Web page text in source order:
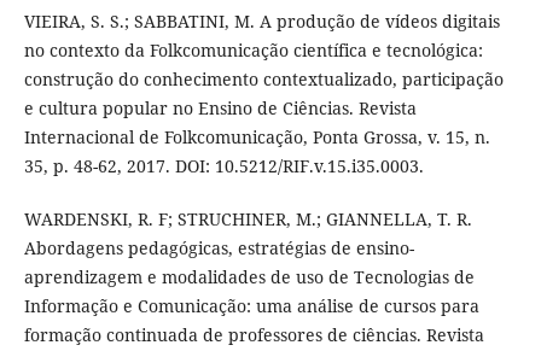
VIEIRA, S. S.; SABBATINI, M. A produção de vídeos digitais
no contexto da Folkcomunicação científica e tecnológica:
construção do conhecimento contextualizado, participação
e cultura popular no Ensino de Ciências. Revista
Internacional de Folkcomunicação, Ponta Grossa, v. 15, n.
35, p. 48-62, 2017. DOI: 10.5212/RIF.v.15.i35.0003.
WARDENSKI, R. F; STRUCHINER, M.; GIANNELLA, T. R.
Abordagens pedagógicas, estratégias de ensino-
aprendizagem e modalidades de uso de Tecnologias de
Informação e Comunicação: uma análise de cursos para
formação continuada de professores de ciências. Revista